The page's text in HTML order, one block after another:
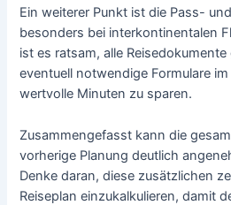
Ein weiterer Punkt ist die Pass-
besonders bei interkontinentalen
ist es ratsam, alle
eventuell notwendige Formulare
wertvolle Minuten zu sparen.
Zusammengefasst kann die
vorherige Planung deutlich
Denke daran, diese zusätzlichen
Reiseplan einzukalkulieren, damit